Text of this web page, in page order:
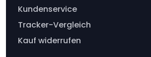
Kundenservice
Tracker-Vergleich
Kauf widerrufen